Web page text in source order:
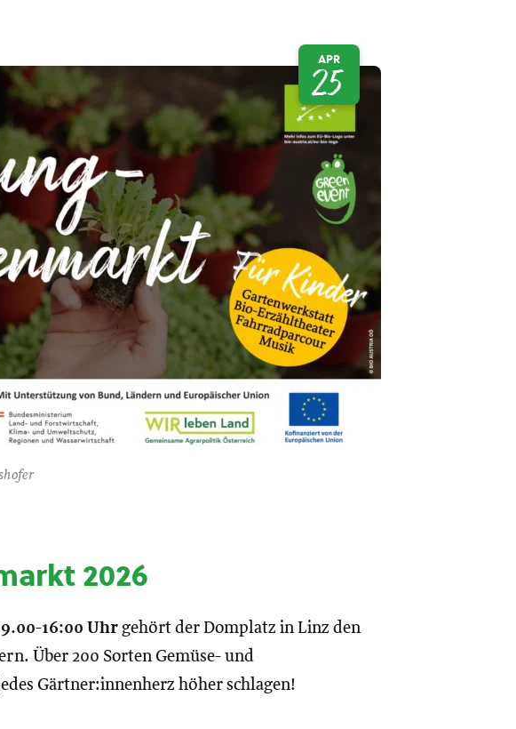
APR
25
2026
16:00 Uhr gehört der Domplatz in Linz den
Über 200 Sorten Gemüse- und
Gärtner:innenherz höher schlagen!